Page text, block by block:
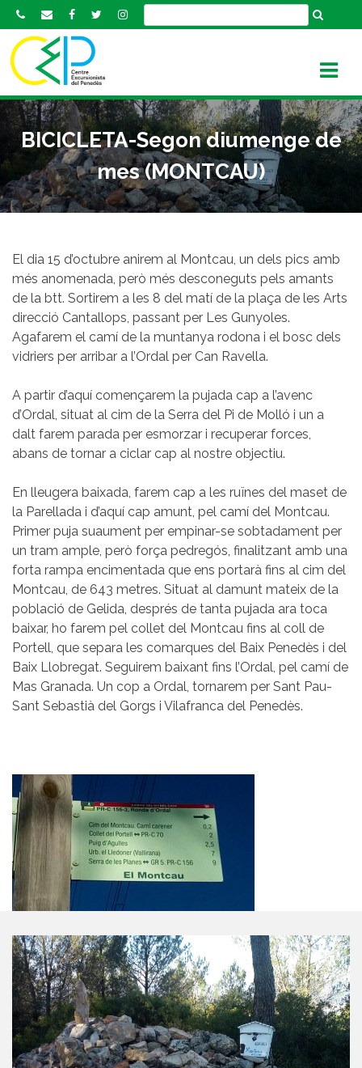
k
o
c
n
t
e
BICICLETA-Segon diumenge de
mes (MONTCAU)
El dia 15 d’octubre anirem al Montcau, un dels pics amb
més anomenada, però més desconeguts pels amants
de la btt. Sortirem a les 8 del matí de la plaça de les Arts
direcció Cantallops, passant per Les Gunyoles.
Agafarem el camí de la muntanya rodona i el bosc dels
vidriers per arribar a l’Ordal per Can Ravella.
A partir d’aquí començarem la pujada cap a l’avenc
d’Ordal, situat al cim de la Serra del Pi de Molló i un a
dalt farem parada per esmorzar i recuperar forces,
abans de tornar a ciclar cap al nostre objectiu.
En lleugera baixada, farem cap a les ruïnes del maset de
la Parellada i d’aquí cap amunt, pel camí del Montcau.
Primer puja suaument per empinar-se sobtadament per
un tram ample, però força pedregós, finalitzant amb una
forta rampa encimentada que ens portarà fins al cim del
Montcau, de 643 metres. Situat al damunt mateix de la
població de Gelida, després de tanta pujada ara toca
baixar, ho farem pel collet del Montcau fins al coll de
Portell, que separa les comarques del Baix Penedès i del
Baix Llobregat. Seguirem baixant fins l’Ordal, pel camí de
Mas Granada. Un cop a Ordal, tornarem per Sant Pau-
Sant Sebastià del Gorgs i Vilafranca del Penedès.